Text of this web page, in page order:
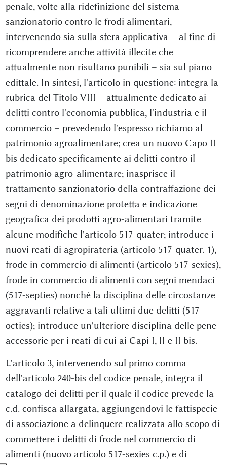
penale, volte alla ridefinizione del sistema
sanzionatorio contro le frodi alimentari,
intervenendo sia sulla sfera applicativa – al fine di
ricomprendere anche attività illecite che
attualmente non risultano punibili – sia sul piano
edittale. In sintesi, l'articolo in questione: integra la
rubrica del Titolo VIII – attualmente dedicato ai
delitti contro l'economia pubblica, l'industria e il
commercio – prevedendo l'espresso richiamo al
patrimonio agroalimentare; crea un nuovo Capo II
bis dedicato specificamente ai delitti contro il
patrimonio agro-alimentare; inasprisce il
trattamento sanzionatorio della contraffazione dei
segni di denominazione protetta e indicazione
geografica dei prodotti agro-alimentari tramite
alcune modifiche l'articolo 517-quater; introduce i
nuovi reati di agropirateria (articolo 517-quater. 1),
frode in commercio di alimenti (articolo 517-sexies),
frode in commercio di alimenti con segni mendaci
(517-septies) nonché la disciplina delle circostanze
aggravanti relative a tali ultimi due delitti (517-
octies); introduce un'ulteriore disciplina delle pene
accessorie per i reati di cui ai Capi I, II e II bis.
L'articolo 3, intervenendo sul primo comma
dell'articolo 240-bis del codice penale, integra il
catalogo dei delitti per il quale il codice prevede la
c.d. confisca allargata, aggiungendovi le fattispecie
di associazione a delinquere realizzata allo scopo di
commettere i delitti di frode nel commercio di
alimenti (nuovo articolo 517-sexies c.p.) e di